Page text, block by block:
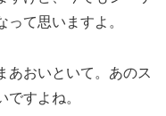
て思いますよ。
あおいといて。あのス
すよね。